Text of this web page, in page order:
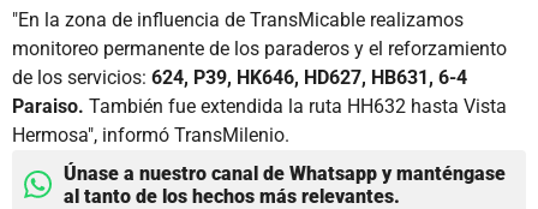
"En la zona de influencia de TransMicable realizamos
monitoreo permanente de los paraderos y el reforzamiento
de los servicios: 624, P39, HK646, HD627, HB631, 6-4
Paraiso. También fue extendida la ruta HH632 hasta Vista
Hermosa", informó TransMilenio.
Únase a nuestro canal de Whatsapp y manténgase
al tanto de los hechos más relevantes.